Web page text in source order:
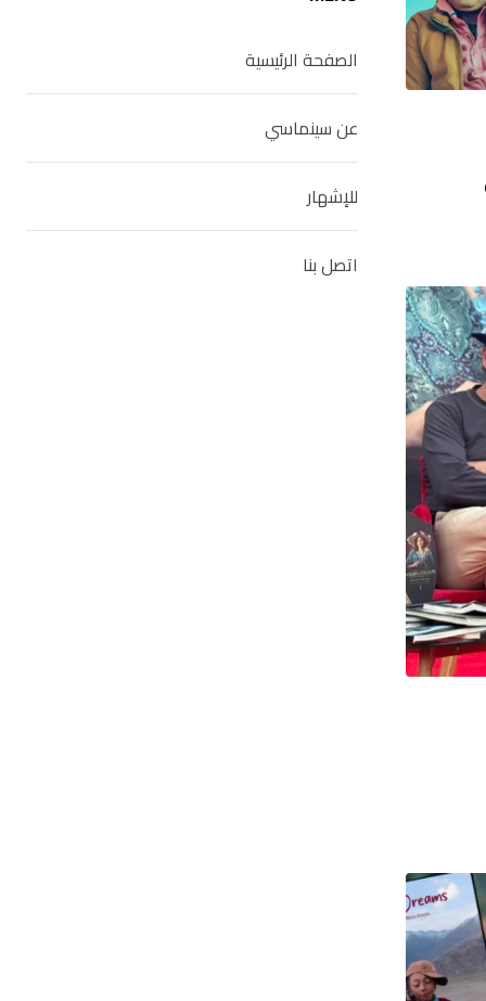
الصفحة الرئيسية
عن سينماسي
للإشهار
اتصل بنا